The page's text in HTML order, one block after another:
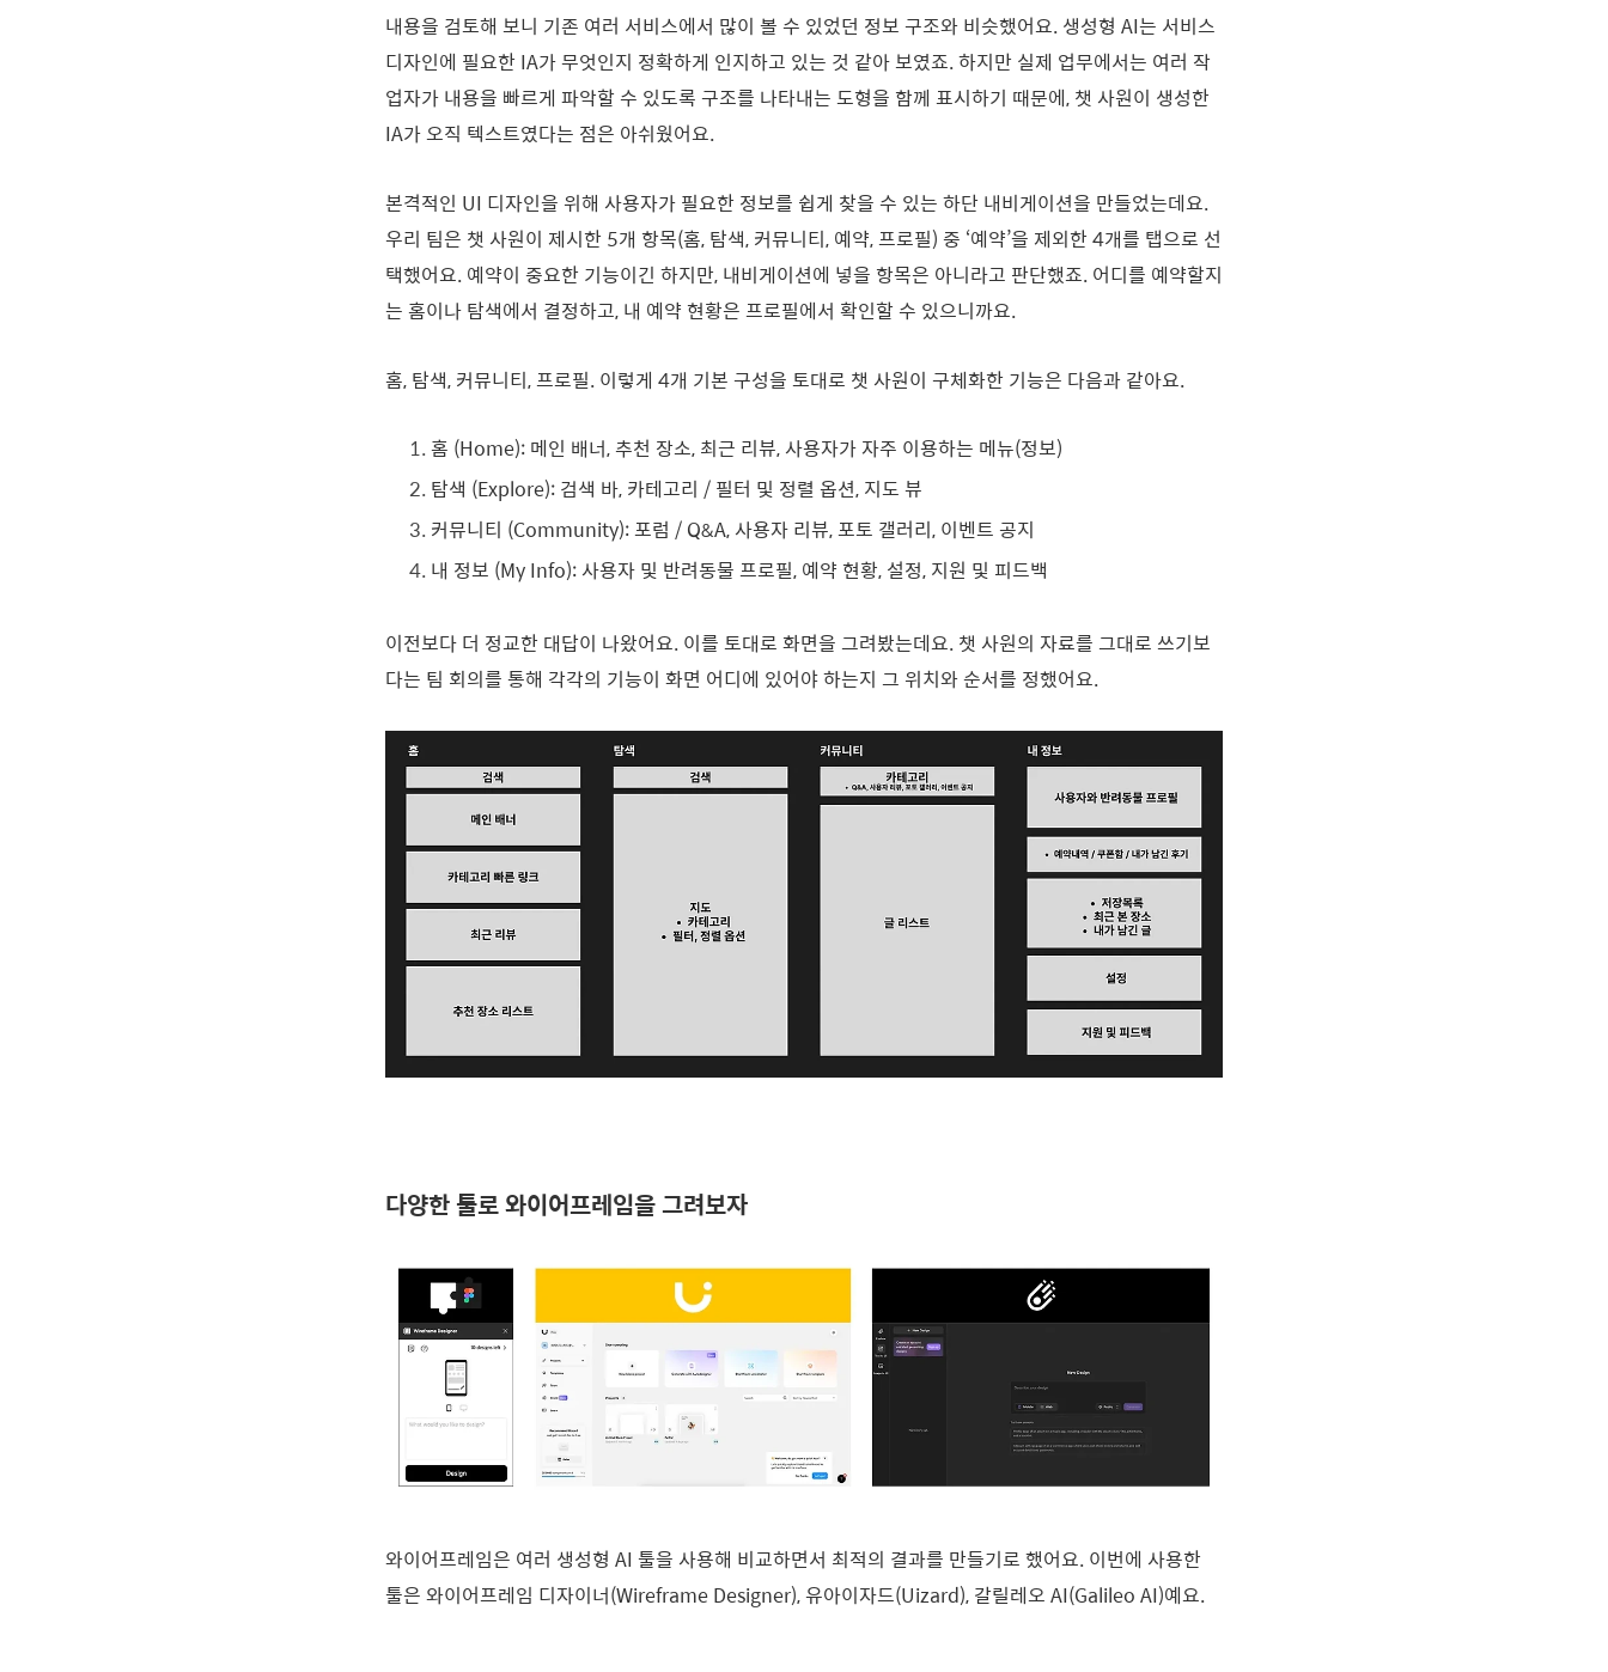
내용을 검토해 보니 기존 여러 서비스에서 많이 볼 수 있었던 정보 구조와 비슷했어요. 생성형 AI는 서비스
디자인에 필요한 IA가 무엇인지 정확하게 인지하고 있는 것 같아 보였죠. 하지만 실제 업무에서는 여러 작
업자가 내용을 빠르게 파악할 수 있도록 구조를 나타내는 도형을 함께 표시하기 때문에, 챗 사원이 생성한
IA가 오직 텍스트였다는 점은 아쉬웠어요.
본격적인 UI 디자인을 위해 사용자가 필요한 정보를 쉽게 찾을 수 있는 하단 내비게이션을 만들었는데요.
우리 팀은 챗 사원이 제시한 5개 항목(홈, 탐색, 커뮤니티, 예약, 프로필) 중 ‘예약’을 제외한 4개를 탭으로 선
택했어요. 예약이 중요한 기능이긴 하지만, 내비게이션에 넣을 항목은 아니라고 판단했죠. 어디를 예약할지
는 홈이나 탐색에서 결정하고, 내 예약 현황은 프로필에서 확인할 수 있으니까요.
홈, 탐색, 커뮤니티, 프로필. 이렇게 4개 기본 구성을 토대로 챗 사원이 구체화한 기능은 다음과 같아요.
홈 (Home): 메인 배너, 추천 장소, 최근 리뷰, 사용자가 자주 이용하는 메뉴(정보)
탐색 (Explore): 검색 바, 카테고리 / 필터 및 정렬 옵션, 지도 뷰
커뮤니티 (Community): 포럼 / Q&A, 사용자 리뷰, 포토 갤러리, 이벤트 공지
내 정보 (My Info): 사용자 및 반려동물 프로필, 예약 현황, 설정, 지원 및 피드백
이전보다 더 정교한 대답이 나왔어요. 이를 토대로 화면을 그려봤는데요. 챗 사원의 자료를 그대로 쓰기보
다는 팀 회의를 통해 각각의 기능이 화면 어디에 있어야 하는지 그 위치와 순서를 정했어요.
다양한 툴로 와이어프레임을 그려보자
와이어프레임은 여러 생성형 AI 툴을 사용해 비교하면서 최적의 결과를 만들기로 했어요. 이번에 사용한
툴은 와이어프레임 디자이너(Wireframe Designer), 유아이자드(Uizard), 갈릴레오 AI(Galileo AI)예요.